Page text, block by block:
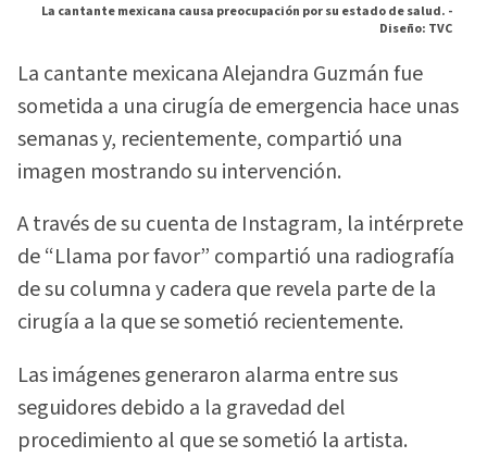
La cantante mexicana causa preocupación por su estado de salud. -
Diseño: TVC
La cantante mexicana Alejandra Guzmán fue
sometida a una cirugía de emergencia hace unas
semanas y, recientemente, compartió una
imagen mostrando su intervención.
A través de su cuenta de Instagram, la intérprete
de “Llama por favor” compartió una radiografía
de su columna y cadera que revela parte de la
cirugía a la que se sometió recientemente.
Las imágenes generaron alarma entre sus
seguidores debido a la gravedad del
procedimiento al que se sometió la artista.